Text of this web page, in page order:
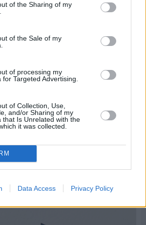
of the Sharing of my
of the Sale of my
of processing my
Targeted Advertising.
of Collection, Use,
and/or Sharing of my
that Is Unrelated with the
it was collected.
Data Access Privacy Policy
αναγκαία ανάπαυλα για την